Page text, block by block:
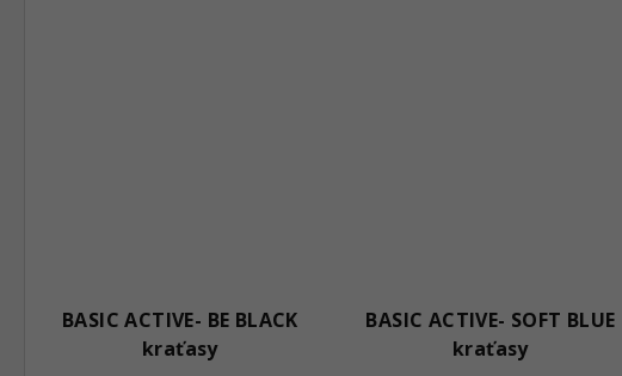
BASIC ACTIVE- BE BLACK
kraťasy
BASIC ACTIVE- SOFT BLUE
kraťasy